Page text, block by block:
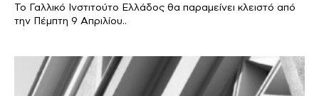
Το Γαλλικό Ινστιτούτο Ελλάδος θα παραμείνει κλειστό από
την Πέμπτη 9 Απριλίου..